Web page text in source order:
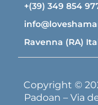
+(39) 349 854
Ravenna (RA)
Copyright ©
Padoan – Via